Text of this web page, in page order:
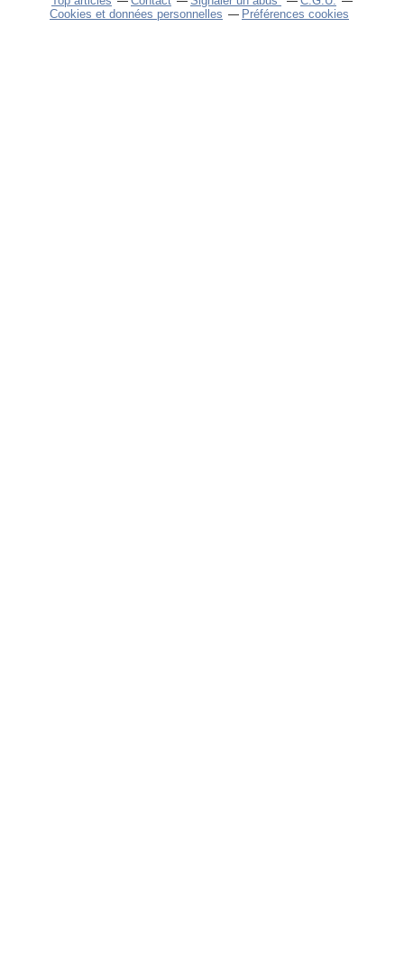
Cookies et données personnelles
Préférences cookies